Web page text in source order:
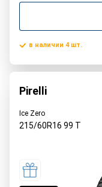
в наличии 4 шт.
Pirelli
Ice Zero
215/60R16 99 T